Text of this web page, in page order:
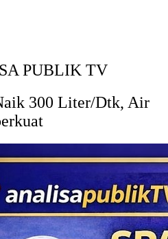
PUBLIK TV
300 Liter/Dtk, Air